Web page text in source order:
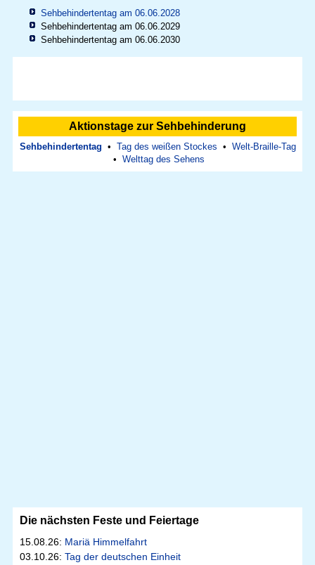
Sehbehindertentag am 06.06.2028
Sehbehindertentag am 06.06.2029
Sehbehindertentag am 06.06.2030
Aktionstage zur Sehbehinderung
Sehbehindertentag • Tag des weißen Stockes • Welt-Braille-Tag
• Welttag des Sehens
Die nächsten Feste und Feiertage
15.08.26: Mariä Himmelfahrt
03.10.26: Tag der deutschen Einheit